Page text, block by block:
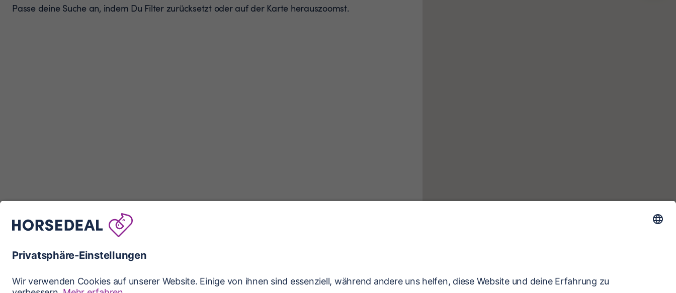
Passe deine Suche an, indem Du Filter zurücksetzt oder auf der Karte herauszoomst.